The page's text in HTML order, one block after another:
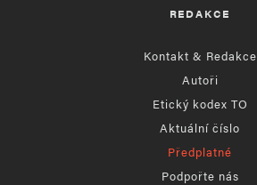
REDAKCE
Kontakt & Redakce
Autoři
Etický kodex TO
Aktuální číslo
Předplatné
Podpořte nás